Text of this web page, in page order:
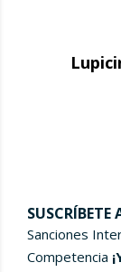
SUSCRÍBETE
Sanciones
Competencia